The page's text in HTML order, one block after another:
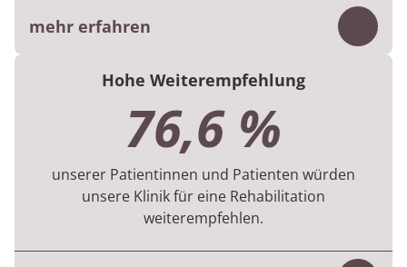
mehr erfahren
Die Bewertung basiert auf der digitalen
Patienten am Ende ihres Aufenthaltes
beantworten.
Die Ergebnisse beruhen auf 503 Befragungen
aus dem 1. Halbjahr 2026.
Hohe Weiterempfehlung
76,6 %
unserer Patientinnen und Patienten würden
unsere Klinik für eine Rehabilitation
weiterempfehlen.